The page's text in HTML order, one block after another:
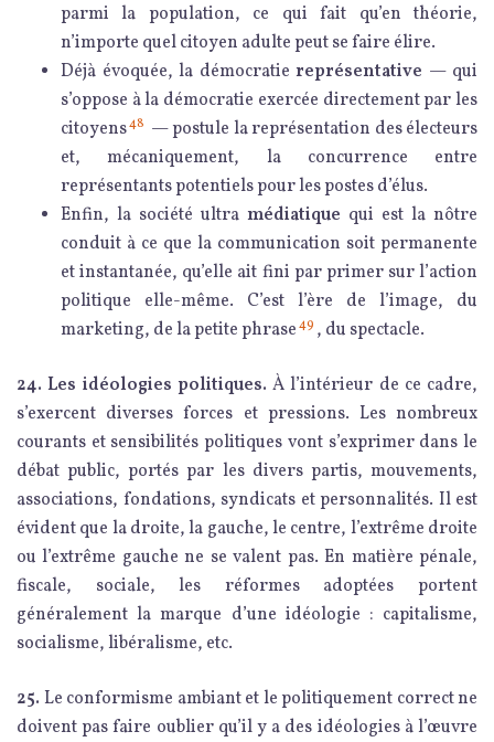
parmi la population, ce qui fait qu’en théorie,
n’importe quel citoyen adulte peut se faire élire.
Déjà évoquée, la démocratie représentative — qui
s’oppose à la démocratie exercée directement par les
citoyens48 — postule la représentation des électeurs
et, mécaniquement, la concurrence entre
représentants potentiels pour les postes d’élus.
Enfin, la société ultra médiatique qui est la nôtre
conduit à ce que la communication soit permanente
et instantanée, qu’elle ait fini par primer sur l’action
politique elle-même. C’est l’ère de l’image, du
marketing, de la petite phrase49 , du spectacle.
24. Les idéologies politiques. À l’intérieur de ce cadre,
s’exercent diverses forces et pressions. Les nombreux
courants et sensibilités politiques vont s’exprimer dans le
débat public, portés par les divers partis, mouvements,
associations, fondations, syndicats et personnalités. Il est
évident que la droite, la gauche, le centre, l’extrême droite
ou l’extrême gauche ne se valent pas. En matière pénale,
fiscale, sociale, les réformes adoptées portent
généralement la marque d’une idéologie : capitalisme,
socialisme, libéralisme, etc.
25. Le conformisme ambiant et le politiquement correct ne
doivent pas faire oublier qu’il y a des idéologies à l’œuvre